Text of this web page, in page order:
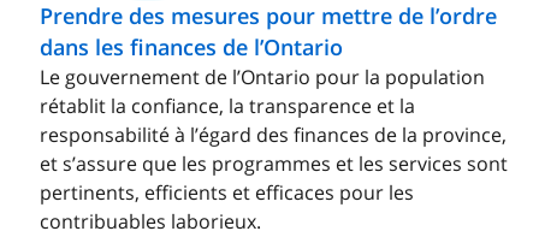
Prendre des mesures pour mettre de l’ordre
dans les finances de l’Ontario
Le gouvernement de l’Ontario pour la population
rétablit la confiance, la transparence et la
responsabilité à l’égard des finances de la province,
et s’assure que les programmes et les services sont
pertinents, efficients et efficaces pour les
contribuables laborieux.